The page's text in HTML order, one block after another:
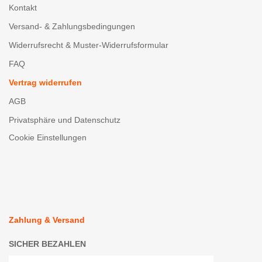
Kontakt
Versand- & Zahlungsbedingungen
Widerrufsrecht & Muster-Widerrufsformular
FAQ
Vertrag widerrufen
AGB
Privatsphäre und Datenschutz
Cookie Einstellungen
Zahlung & Versand
SICHER BEZAHLEN